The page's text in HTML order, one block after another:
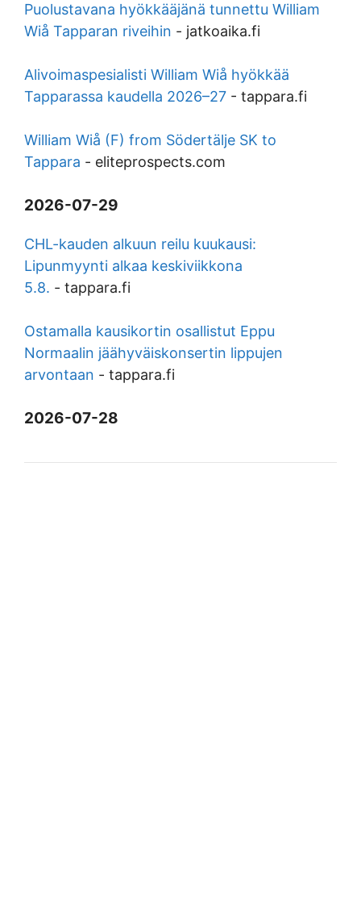
Puolustavana hyökkääjänä tunnettu William
Wiå Tapparan riveihin - jatkoaika.fi
Alivoimaspesialisti William Wiå hyökkää
Tapparassa kaudella 2026–27 - tappara.fi
William Wiå (F) from Södertälje SK to
Tappara - eliteprospects.com
2026-07-29
CHL-kauden alkuun reilu kuukausi:
Lipunmyynti alkaa keskiviikkona
5.8. - tappara.fi
Ostamalla kausikortin osallistut Eppu
Normaalin jäähyväiskonsertin lippujen
arvontaan - tappara.fi
2026-07-28